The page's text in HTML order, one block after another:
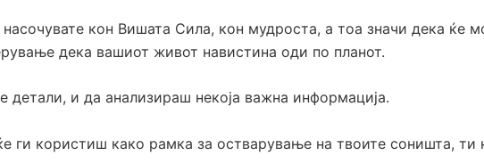
кон Вишата Сила, кон мудроста, а тоа значи дека ќе
дека вашиот живот навистина оди по планот.
и да анализираш некоја важна информација.
ги користиш како рамка за остварување на твоите соништа, ти